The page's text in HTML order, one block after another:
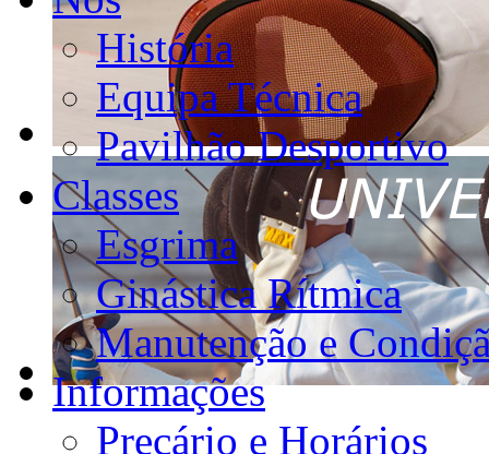
História
Equipa Técnica
Pavilhão Desportivo
Classes
Esgrima
Ginástica Rítmica
Manutenção e
Informações
Preçário e Horários